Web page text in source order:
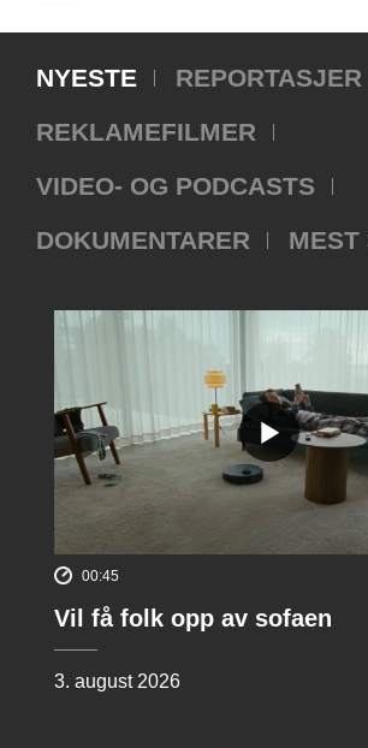
NYESTE
REPORTASJER
REKLAMEFILMER
VIDEO- OG PODCASTS
DOKUMENTARER
MEST
00:45
Vil få folk opp av sofaen
3. august 2026